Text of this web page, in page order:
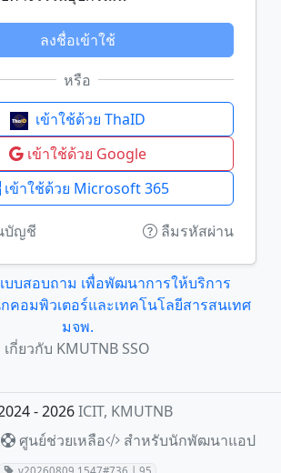
ลงชื่อเข้าใช้
หรือ
เข้าใช้ด้วย ThaID
เข้าใช้ด้วย Google
เข้าใช้ด้วย Microsoft 365
บัญชี ลืมรหัสผ่าน
บสอบถาม เพื่อพัฒนาการให้บริการ
คอมพิวเตอร์และเทคโนโลยีสารสนเทศ
มจพ.
เกี่ยวกับ KMUTNB SSO
- 2026ICIT, KMUTNB
ศูนย์ช่วยเหลือ สำหรับนักพัฒนาแอป